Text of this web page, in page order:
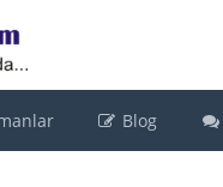
Blog